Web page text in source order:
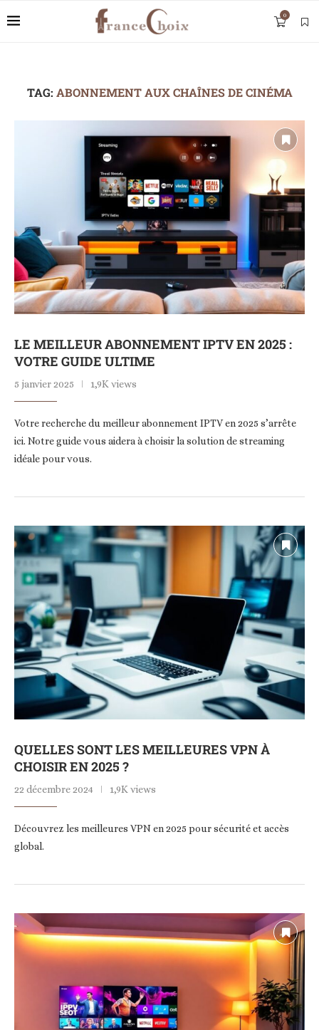
0
TAG: ABONNEMENT AUX CHAÎNES DE CINÉMA
LE MEILLEUR ABONNEMENT IPTV EN 2025 :
VOTRE GUIDE ULTIME
5 janvier 2025 1,9K views
Votre recherche du meilleur abonnement IPTV en 2025 s’arrête
ici. Notre guide vous aidera à choisir la solution de streaming
idéale pour vous.
QUELLES SONT LES MEILLEURES VPN À
CHOISIR EN 2025 ?
22 décembre 2024 1,9K views
Découvrez les meilleures VPN en 2025 pour sécurité et accès
global.